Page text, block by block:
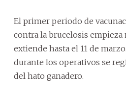
El primer periodo de
contra la brucelosis empieza
extiende hasta el 11 de
durante los operativos se
del hato ganadero.